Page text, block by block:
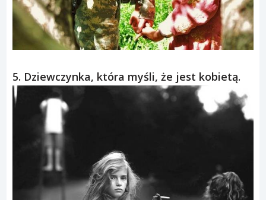
5. Dziewczynka, która myśli, że jest kobietą.